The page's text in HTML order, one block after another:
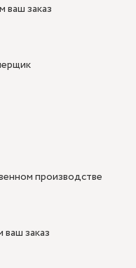
ваш заказ
производстве
заказ